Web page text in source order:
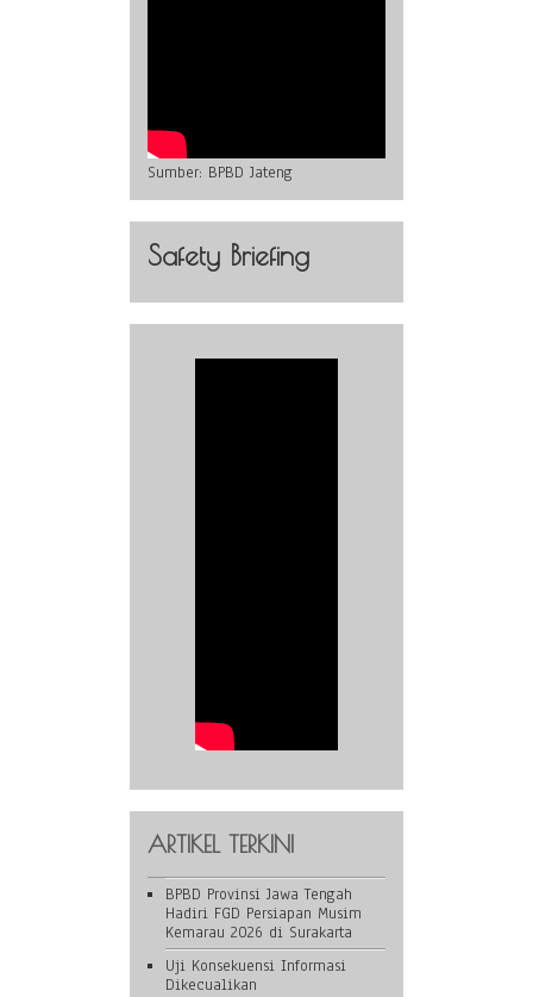
Sumber: BPBD Jateng
Safety Briefing
ARTIKEL TERKINI
BPBD Provinsi Jawa Tengah
Hadiri FGD Persiapan Musim
Kemarau 2026 di Surakarta
Uji Konsekuensi Informasi
Dikecualikan